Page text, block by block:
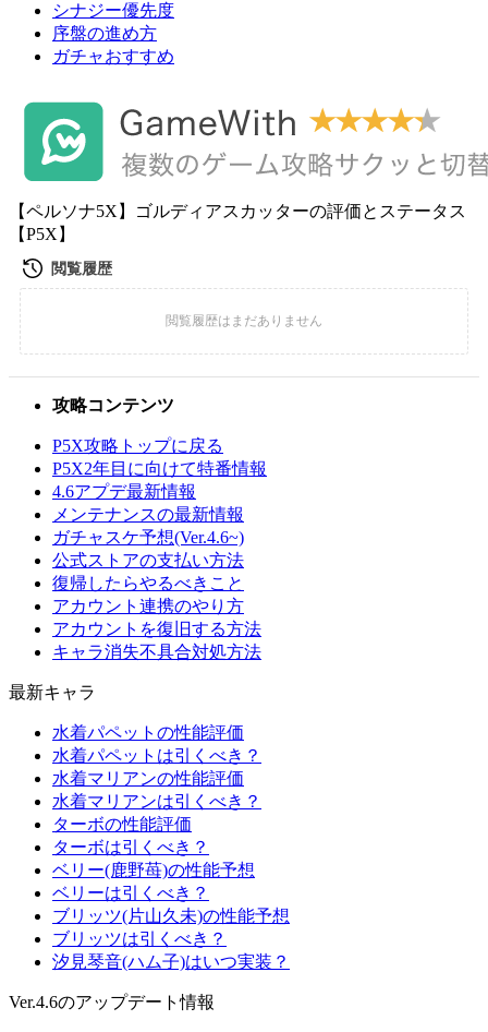
シナジー優先度
序盤の進め方
ガチャおすすめ
【ペルソナ5X】ゴルディアスカッターの評価とステータス
【P5X】
攻略コンテンツ
P5X攻略トップに戻る
P5X2年目に向けて特番情報
4.6アプデ最新情報
メンテナンスの最新情報
ガチャスケ予想(Ver.4.6~)
公式ストアの支払い方法
復帰したらやるべきこと
アカウント連携のやり方
アカウントを復旧する方法
キャラ消失不具合対処方法
最新キャラ
水着パペットの性能評価
水着パペットは引くべき？
水着マリアンの性能評価
水着マリアンは引くべき？
ターボの性能評価
ターボは引くべき？
ベリー(鹿野苺)の性能予想
ベリーは引くべき？
ブリッツ(片山久未)の性能予想
ブリッツは引くべき？
汐見琴音(ハム子)はいつ実装？
Ver.4.6のアップデート情報